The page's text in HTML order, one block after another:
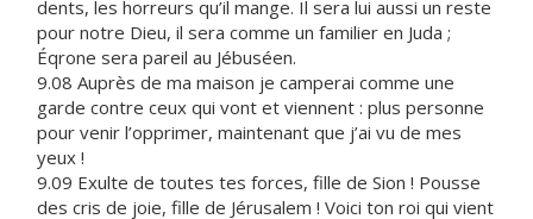
dents, les horreurs qu’il mange. Il sera lui aussi un reste
pour notre Dieu, il sera comme un familier en Juda ;
Éqrone sera pareil au Jébuséen.
9.08 Auprès de ma maison je camperai comme une
garde contre ceux qui vont et viennent : plus personne
pour venir l’opprimer, maintenant que j’ai vu de mes
yeux !
9.09 Exulte de toutes tes forces, fille de Sion ! Pousse
des cris de joie, fille de Jérusalem ! Voici ton roi qui vient